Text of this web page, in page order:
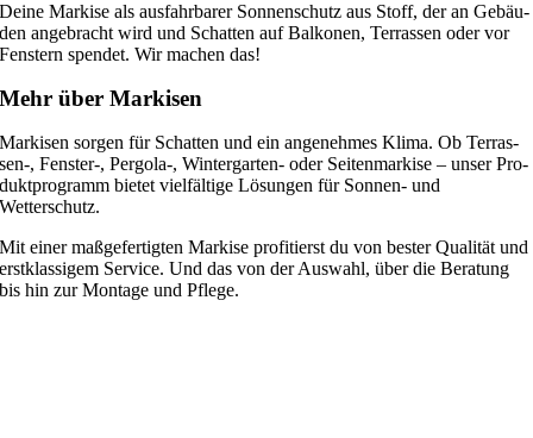
Deine Mar­kise als aus­fahr­ba­rer Son­nen­schutz aus Stoff, der an Gebäu­
den ange­bracht wird und Schat­ten auf Bal­ko­nen, Ter­ras­sen oder vor
Fens­tern spen­det. Wir machen das!
Mehr über Markisen
Mar­ki­sen sor­gen für Schat­ten und ein ange­neh­mes Klima. Ob Ter­ras­
sen-, Fens­ter-, Per­gola-, Win­ter­gar­ten- oder Sei­ten­mar­kise – unser Pro­
dukt­pro­gramm bie­tet viel­fäl­tige Lösun­gen für Son­nen- und
Wetterschutz.
Mit einer maß­ge­fer­tig­ten Mar­kise pro­fi­tierst du von bes­ter Qua­li­tät und
erst­klas­si­gem Ser­vice. Und das von der Aus­wahl, über die Bera­tung
bis hin zur Mon­tage und Pflege.